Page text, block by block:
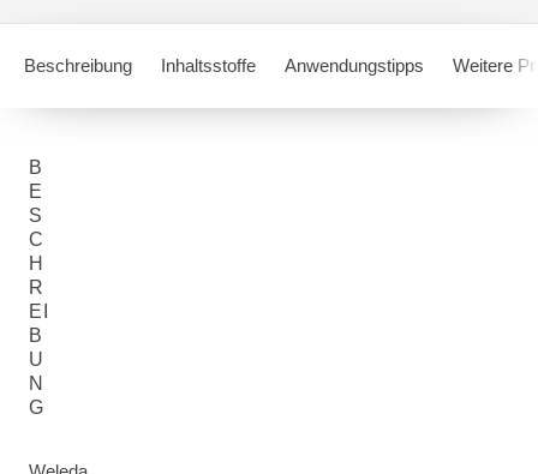
Beschreibung Inhaltsstoffe Anwendungstipps Weitere
B
E
S
C
H
R
EI
B
U
N
G